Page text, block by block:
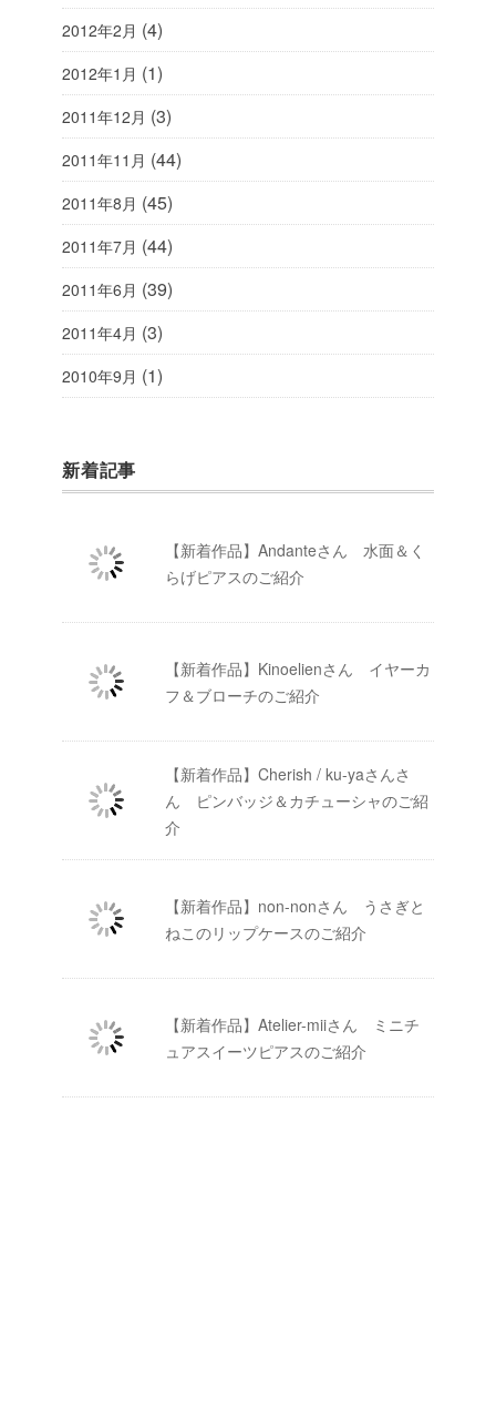
2012年2月 (4)
2012年1月 (1)
2011年12月 (3)
2011年11月 (44)
2011年8月 (45)
2011年7月 (44)
2011年6月 (39)
2011年4月 (3)
2010年9月 (1)
新着記事
【新着作品】Andanteさん 水面＆く
らげピアスのご紹介
【新着作品】Kinoelienさん イヤーカ
フ＆ブローチのご紹介
【新着作品】Cherish / ku-yaさんさ
ん ピンバッジ＆カチューシャのご紹
介
【新着作品】non-nonさん うさぎと
ねこのリップケースのご紹介
【新着作品】Atelier-miiさん ミニチ
ュアスイーツピアスのご紹介